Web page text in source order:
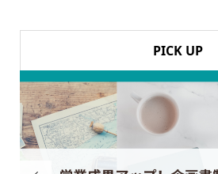
PICK UP